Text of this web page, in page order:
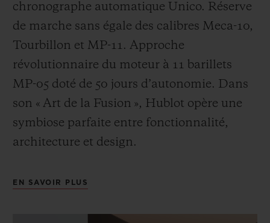
chronographe automatique Unico. Réserve
de marche sans égale des calibres Meca-10,
Tourbillon et MP-11. Approche
révolutionnaire du moteur à 11 barillets
MP-05 doté de 50 jours d’autonomie. Dans
son « Art de la Fusion », Hublot opère une
symbiose parfaite entre fonctionnalité,
architecture et design.
EN SAVOIR PLUS